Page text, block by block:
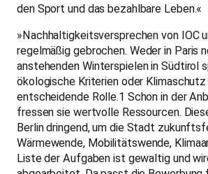
den Sport und das bezahlbare Leben.«
»Nachhaltigkeitsversprechen von IOC
regelmäßig gebrochen. Weder in Paris
anstehenden Winterspielen in Südtirol
ökologische Kriterien oder Klimaschutz
entscheidende Rolle.1 Schon in der
fressen sie wertvolle Ressourcen.
Berlin dringend, um die Stadt
Wärmewende, Mobilitätswende,
Liste der Aufgaben ist gewaltig und